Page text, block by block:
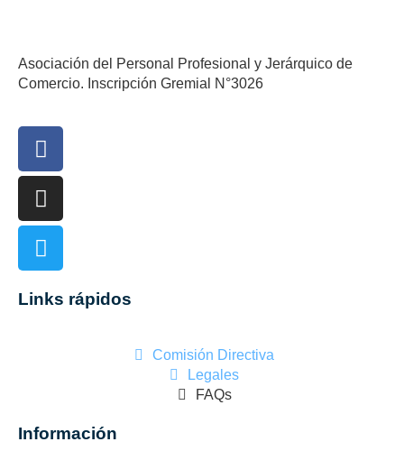
Asociación del Personal Profesional y Jerárquico de
Comercio. Inscripción Gremial N°3026
Links rápidos
Comisión Directiva
Legales
FAQs
Información